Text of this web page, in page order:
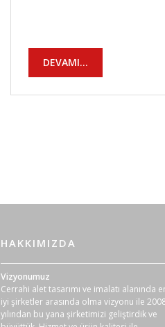
DEVAMI...
HAKKIMIZDA
Vizyonumuz
Cerrahi alet tasarımı ve imalatı alanında
iyi şirketler arasında olma vizyonu ile
yılından bu yana şirketimizi geliştirdik ve